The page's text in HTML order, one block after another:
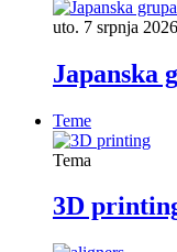
uto. 7 srpnja 2026
Japanska
Teme
Tema
3D